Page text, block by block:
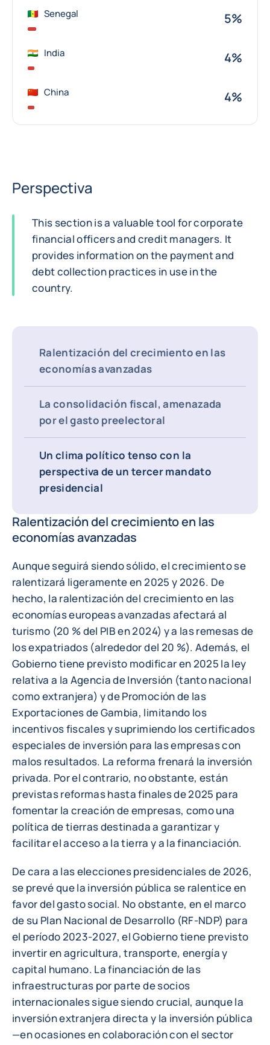
Senegal 5%
India 4%
China 4%
Perspectiva
This section is a valuable tool for corporate
financial officers and credit managers. It
provides information on the payment and
debt collection practices in use in the
country.
Ralentización del crecimiento en las
economías avanzadas
La consolidación fiscal, amenazada
por el gasto preelectoral
Un clima político tenso con la
perspectiva de un tercer mandato
presidencial
Ralentización del crecimiento en las
economías avanzadas
Aunque seguirá siendo sólido, el crecimiento se
ralentizará ligeramente en 2025 y 2026. De
hecho, la ralentización del crecimiento en las
economías europeas avanzadas afectará al
turismo (20 % del PIB en 2024) y a las remesas de
los expatriados (alrededor del 20 %). Además, el
Gobierno tiene previsto modificar en 2025 la ley
relativa a la Agencia de Inversión (tanto nacional
como extranjera) y de Promoción de las
Exportaciones de Gambia, limitando los
incentivos fiscales y suprimiendo los certificados
especiales de inversión para las empresas con
malos resultados. La reforma frenará la inversión
privada. Por el contrario, no obstante, están
previstas reformas hasta finales de 2025 para
fomentar la creación de empresas, como una
política de tierras destinada a garantizar y
facilitar el acceso a la tierra y a la financiación.
De cara a las elecciones presidenciales de 2026,
se prevé que la inversión pública se ralentice en
favor del gasto social. No obstante, en el marco
de su Plan Nacional de Desarrollo (RF-NDP) para
el período 2023-2027, el Gobierno tiene previsto
invertir en agricultura, transporte, energía y
capital humano. La financiación de las
infraestructuras por parte de socios
internacionales sigue siendo crucial, aunque la
inversión extranjera directa y la inversión pública
—en ocasiones en colaboración con el sector